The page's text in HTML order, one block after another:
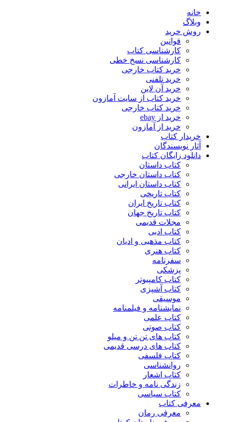
خانه
وبلاگ
روش خرید
قوانین
کارشناسی کتاب
کارشناسی نسخ خطی
خرید کتاب خارجی
خرید تلفنی
خرید آن لاین
خرید کتاب از سایت آمازون
خرید کتاب خارجی
خرید از ebay
خرید از آمازون
خریدار کتاب
آثار نویسندگان
دانلود رایگان کتاب
کتاب داستان
کتاب داستان خارجی
کتاب داستان ایرانی
کتاب تاریخی
کتاب تاریخ ایران
کتاب تاریخ جهان
مجلات قدیمی
کتاب ادبی
کتاب مذهبی و ادیان
کتاب هنری
سفرنامه
پزشکی
کتاب کامپیوتر
کتاب آشپزی
موسیقی
نمایشنامه و فیلمنامه
کتاب علمی
کتاب صوتی
کتاب های تن تن و میلو
کتاب های درسی قدیمی
کتاب فلسفی
روانشناسی
کتاب اشعار
زندگی نامه و خاطرات
کتاب سیاسی
معرفی کتاب
معرفی رمان